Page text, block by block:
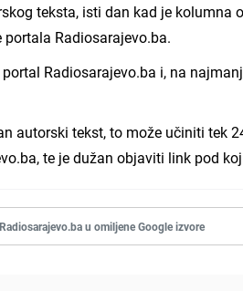
teksta, isti dan kad je kolumna
Radiosarajevo.ba.
Radiosarajevo.ba i, na
autorski tekst, to može učiniti tek
te je dužan objaviti link pod
u omiljene Google izvore